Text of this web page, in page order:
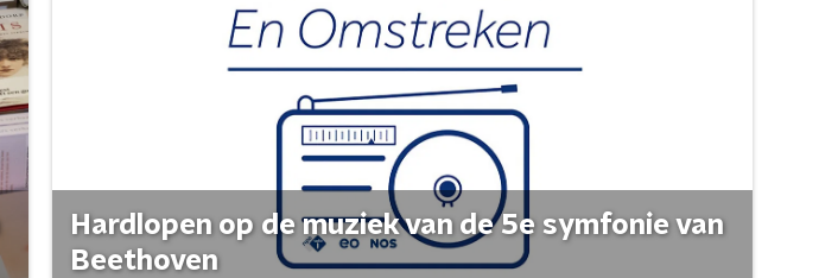
Hardlopen op de muziek van de 5e symfonie van
Beethoven